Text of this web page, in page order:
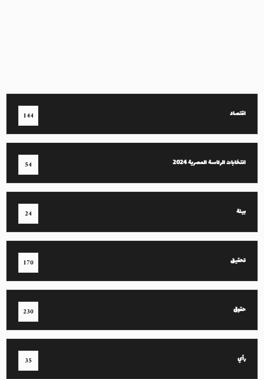
اقتصاد 144
انتخابات الرئاسة المصرية 2024 54
بيئة 24
تحقيق 170
حقوق 230
رأي 35